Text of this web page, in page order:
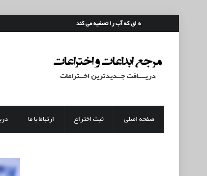
قمقمه ای که آب را تصفیه می کند
صفحه اصلی ثبت اختراع ارتباط با ما